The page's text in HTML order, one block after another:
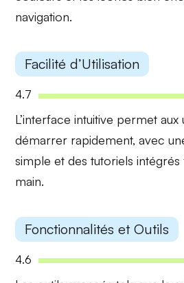
navigation.
Facilité d’Utilisation
4.7
L’interfaceintuitive permet aux
démarrer rapidement, avec
simple et des tutoriels
main.
Fonctionnalités et Outils
4.6